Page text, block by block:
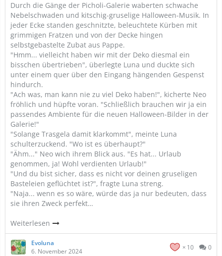
Durch die Gänge der Picholi-Galerie waberten schwache
Nebelschwaden und kitschig-gruselige Halloween-Musik. In
jeder Ecke standen geschnitzte, beleuchtete Kürben mit
grimmigen Fratzen und von der Decke hingen
selbstgebastelte Zubat aus Pappe.
"Hmm... vielleicht haben wir mit der Deko diesmal ein
bisschen übertrieben", überlegte Luna und duckte sich
unter einem quer über den Eingang hängenden Gespenst
hindurch.
"Ach was, man kann nie zu viel Deko haben!", kicherte Neo
fröhlich und hüpfte voran. "Schließlich brauchen wir ja ein
passendes Ambiente für die neuen Halloween-Bilder in der
Galerie!"
"Solange Trasgela damit klarkommt", meinte Luna
schulterzuckend. "Wo ist es überhaupt?"
"Ähm..." Neo wich ihrem Blick aus. "Es hat... Urlaub
genommen, ja! Wohl verdienten Urlaub!"
"Und du bist sicher, dass es nicht vor deinen gruseligen
Basteleien geflüchtet ist?", fragte Luna streng.
"Naja... wenn es so wäre, würde das ja nur bedeuten, dass
sie ihren Zweck perfekt…
Weiterlesen
Evoluna
6. November 2024
10 0